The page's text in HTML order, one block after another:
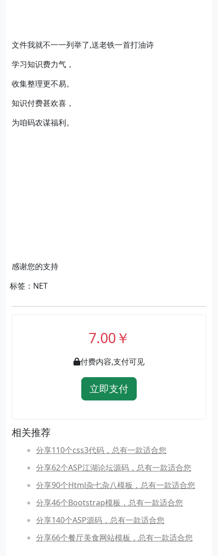
文件我就不一一列举了,送老铁一首打油诗
学习知识费力气，
收集整理更不易。
知识付费甚欢喜，
为咱码农谋福利。
感谢您的支持
标签：NET
7.00￥
付费内容,支付可见
立即支付
相关推荐
分享110个css3代码，总有一款适合您
分享62个ASP江湖论坛源码，总有一款适合您
分享90个Html杂七杂八模板，总有一款适合您
分享46个Bootstrap模板，总有一款适合您
分享140个ASP源码，总有一款适合您
分享66个餐厅美食网站模板，总有一款适合您